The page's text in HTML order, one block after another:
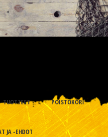
TUOTTEET
POISTOKORI
JA -EHDOT